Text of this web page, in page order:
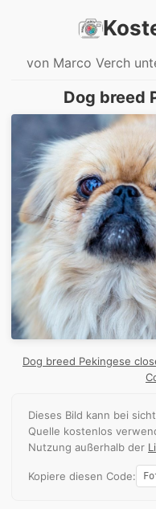
von Marco Verch
Dog breed
Dog breed Pekingese
Dieses Bild kann bei
Quelle kostenlos
Nutzung außerhalb der
Kopiere diesen Code: